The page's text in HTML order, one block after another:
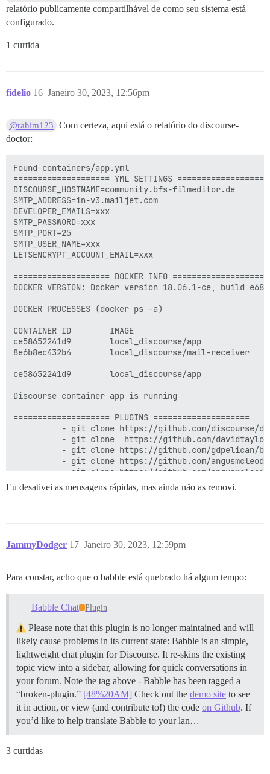
relatório publicamente compartilhável de como seu sistema está
configurado.
1 curtida
fidelio Janeiro 30, 2023, 12:56pm
16
@rahim123
Com certeza, aqui está o relatório do discourse-
doctor:
Found containers/app.yml
==================== YML SETTINGS
DISCOURSE_HOSTNAME=community.bfs-filmeditor.de
SMTP_ADDRESS=in-v3.mailjet.com
DEVELOPER_EMAILS=xxx
SMTP_PASSWORD=xxx
SMTP_PORT=25
SMTP_USER_NAME=xxx
LETSENCRYPT_ACCOUNT_EMAIL=xxx
==================== DOCKER INFO ====================
DOCKER VERSION: Docker version 18.06.1-ce, build
DOCKER PROCESSES (docker ps -a)
CONTAINER ID        IMAGE
ce58652241d9        local_discourse/app
8e6b8ec432b4        local_discourse/mail-
ce58652241d9        local_discourse/app
Discourse container app is running
==================== PLUGINS ====================
- git clone https://github.com/discourse/
- git clone  https://github.com/
- git clone https://github.com/gdpelican/
- git clone https://github.com/
- git clone https://github.com/
- git clone https://github.com/discourse/
- git clone https://github.com/discourse/
If you are having trouble, you should disable them
Discourse version at community.bfs-filmeditor.de:
Discourse version at localhost: TYPO3 CMS
==================== MEMORY INFORMATION
RAM (MB): 4039
total        used        free
Mem:           3944        1272        1236
Swap:             0           0           0
==================== DISK SPACE CHECK
---------- OS Disk Space ----------
Eu desativei as mensagens rápidas, mas ainda não as removi.
JammyDodger Janeiro 30, 2023, 12:59pm
17
Para constar, acho que o babble está quebrado há algum tempo:
Babble Chat Plugin
Please note that this plugin is no longer maintained and will
likely cause problems in its current state: Babble is an simple,
lightweight chat plugin for Discourse. It re-skins the existing
topic view into a sidebar, allowing for quick conversations in
your forum. Note the tag above - Babble has been tagged a
“broken-plugin.” [48%20AM] Check out the demo site to see
it in action, or view (and contribute to!) the code on Github. If
you’d like to help translate Babble to your lan…
3 curtidas